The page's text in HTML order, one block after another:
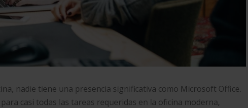
nadie tiene una presencia significativa como Microsoft Office.
casi todas las tareas requeridas en la oficina moderna,